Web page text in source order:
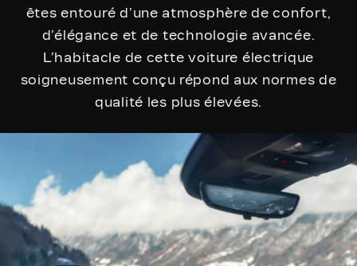
êtes entouré d’une atmosphère de confort,
d’élégance et de technologie avancée.
L’habitacle de cette voiture électrique
soigneusement conçu répond aux normes de
qualité les plus élevées.